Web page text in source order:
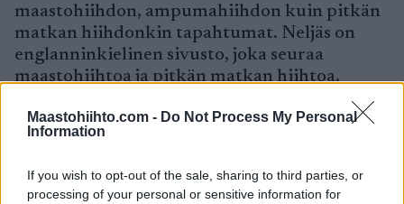
Maastohiihto.com - Do Not Process My Personal
Information
If you wish to opt-out of the sale, sharing to third parties, or
processing of your personal or sensitive information for
maastohiihdon, ampumahiihdon kuin pitkän
matkan hiihdonkin tapahtumat. Neljäs on
englanninkielinen sivusto, joka seuraa
maastohiihtoa ja pitkän matkan hiihtoa.
Sivustomme tarjoavat siis todellisen
hiihdonystävän olohuoneen lajien äärellä.
SC Play